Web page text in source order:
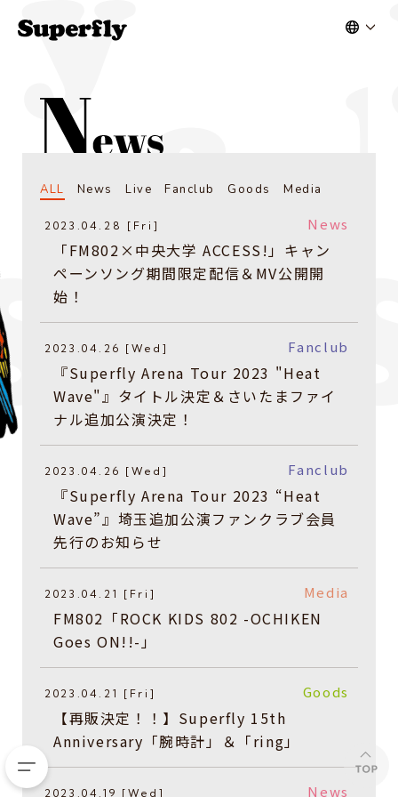
ALL News Live Fanclub Goods Media
2023.04.28 [Fri] News
「FM802×中央大学 ACCESS!」キャン
ペーンソング期間限定配信＆MV公開開
始！
2023.04.26 [Wed] Fanclub
『Superfly Arena Tour 2023 "Heat
Wave"』タイトル決定＆さいたまファイ
ナル追加公演決定！
2023.04.26 [Wed] Fanclub
『Superfly Arena Tour 2023 “Heat
Wave”』埼玉追加公演ファンクラブ会員
先行のお知らせ
2023.04.21 [Fri] Media
FM802「ROCK KIDS 802 -OCHIKEN
Goes ON!!-」
2023.04.21 [Fri] Goods
【再販決定！！】Superfly 15th
Anniversary「腕時計」＆「ring」
2023.04.19 [Wed] News